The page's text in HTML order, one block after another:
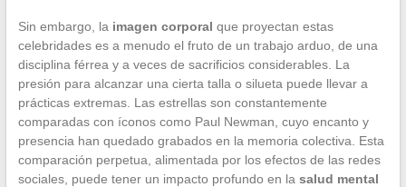
Sin embargo, la imagen corporal que proyectan estas
celebridades es a menudo el fruto de un trabajo arduo, de una
disciplina férrea y a veces de sacrificios considerables. La
presión para alcanzar una cierta talla o silueta puede llevar a
prácticas extremas. Las estrellas son constantemente
comparadas con íconos como Paul Newman, cuyo encanto y
presencia han quedado grabados en la memoria colectiva. Esta
comparación perpetua, alimentada por los efectos de las redes
sociales, puede tener un impacto profundo en la salud mental